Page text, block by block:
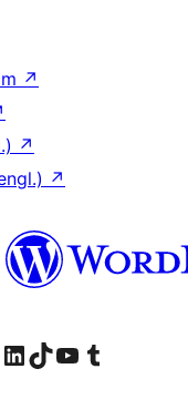
↗
↗
↗
Seite besuchen
Konto besuchen
Unser LinkedIn-Konto besuchen
Unser TikTok-Konto besuchen
Unseren YouTube-Kanal besuchen
Unser Tumblr-Konto besuchen